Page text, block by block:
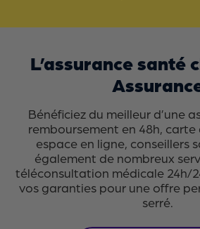
L’assurance santé
Bénéficiez du meilleur d’une
remboursement en 48h, carte
espace en ligne, conseillers
également de nombreux
téléconsultation médicale 24h/
vos garanties pour une offre
serré.